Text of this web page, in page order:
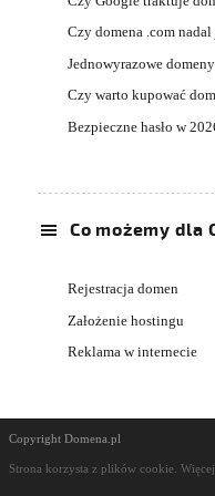
Czy domena .com
Jednowyrazowe
Czy warto kupować
Bezpieczne hasło w
Co możemy dla
Rejestracja domen
Założenie hostingu
Reklama w internecie
Copyright Domena.pl
Strona korzysta z plików cookie.